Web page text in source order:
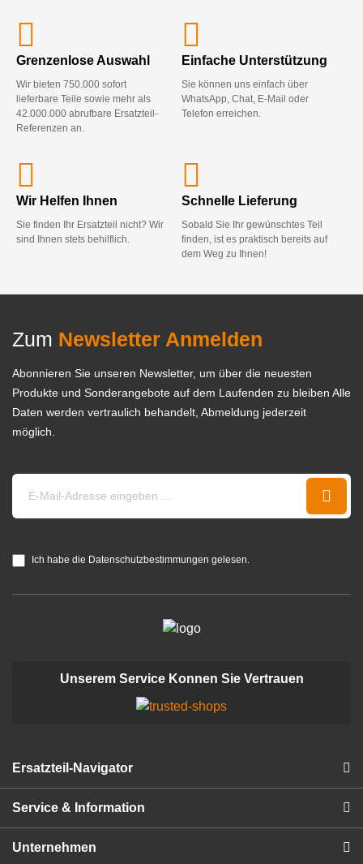
Grenzenlose Auswahl
Wir bieten 750.000 sofort
lieferbare Teile sowie mehr als
42.000.000 abrufbare Ersatzteil-
Referenzen an.
Einfache Unterstützung
Sie können uns einfach über
WhatsApp, Chat, E-Mail oder
Telefon erreichen.
Wir Helfen Ihnen
Sie finden Ihr Ersatzteil nicht? Wir
sind Ihnen stets behilflich.
Schnelle Lieferung
Sobald Sie Ihr gewünschtes Teil
finden, ist es praktisch bereits auf
dem Weg zu Ihnen!
Zum Newsletter Anmelden
Abonnieren Sie unseren Newsletter, um über die neuesten
Produkte und Sonderangebote auf dem Laufenden zu bleiben Alle
Daten werden vertraulich behandelt, Abmeldung jederzeit
möglich.
Ich habe die Datenschutzbestimmungen gelesen.
Unserem Service Konnen Sie Vertrauen
Ersatzteil-Navigator
Service & Information
Unternehmen